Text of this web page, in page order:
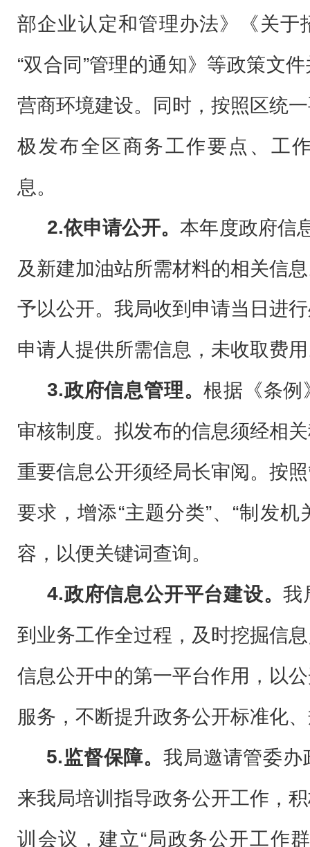
部企业认定和管理办法》《关于
“双合同”管理的通知》 等政策文
营商环境建设。
同时， 按照区统
极发布全区商务工作要点、工
息。
2.依申请公开。本年度政府信
及新建加油站所需材料的相关信
予以公开。我局收到申请当日进
申请人提供所需信息，未收取费
3.政府信息管理。根据《条例
审核制度。拟发布的信息须经相
重要信息公开须经局长审阅。按
要求，增添“主题分类”、“制发机
容，以便关键词查询。
4.政府信息公开平台建设。我
到业务工作全过程，及时挖掘信
信息公开中的第一平台作用，以
服务，不断提升政务公开标准化
5.监督保障。我局邀请管委办
来我局培训指导政务公开工作 ，
训会议，建立“局政务公开工作